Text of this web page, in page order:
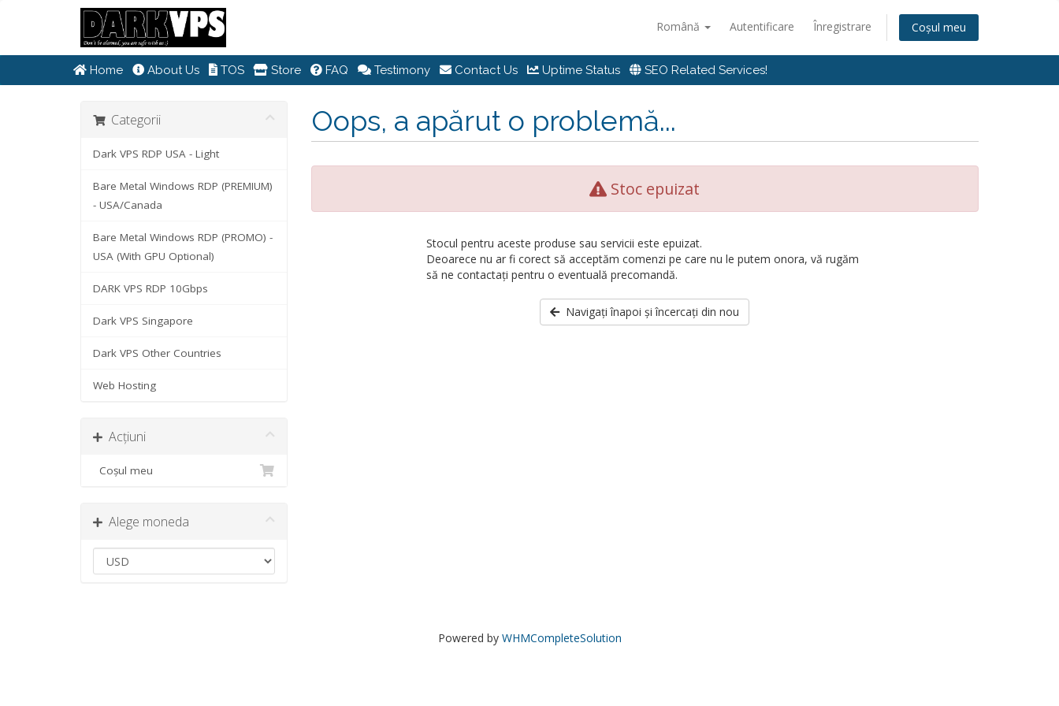
Română Autentificare Înregistrare Coșul meu
Home About Us TOS Store FAQ Testimony Contact Us Uptime Status SEO Related Services!
Categorii
Dark VPS RDP USA - Light
Bare Metal Windows RDP (PREMIUM)
- USA/Canada
Bare Metal Windows RDP (PROMO) -
USA (With GPU Optional)
DARK VPS RDP 10Gbps
Dark VPS Singapore
Dark VPS Other Countries
Web Hosting
Acțiuni
Coșul meu
Alege moneda
Oops, a apărut o problemă...
Stoc epuizat
Stocul pentru aceste produse sau servicii este epuizat.
Deoarece nu ar fi corect să acceptăm comenzi pe care nu le putem onora, vă rugăm
să ne contactați pentru o eventuală precomandă.
Navigați înapoi și încercați din nou
Powered by WHMCompleteSolution